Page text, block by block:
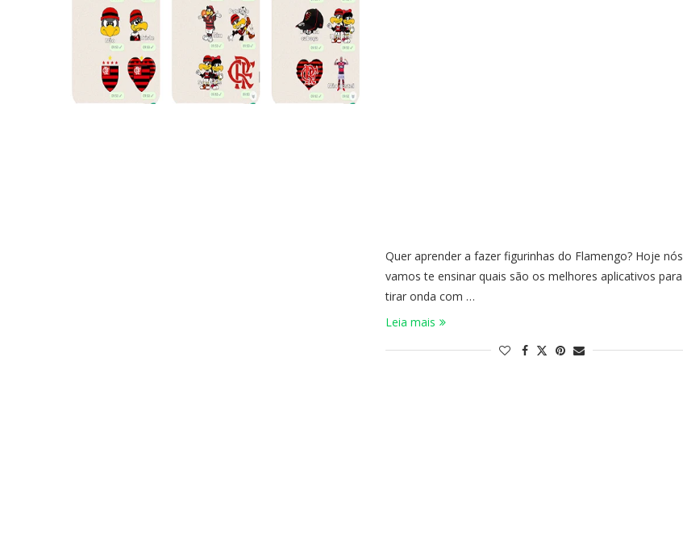
Quer aprender a fazer figurinhas do Flamengo? Hoje nós
vamos te ensinar quais são os melhores aplicativos para
tirar onda com …
Leia mais